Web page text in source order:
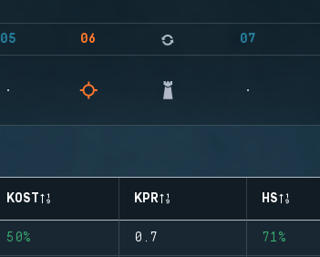
05 06 07
KOST KPR HS
50% 0.7 71%